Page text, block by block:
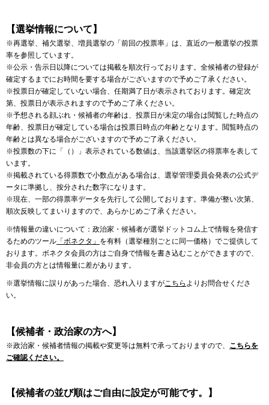
【選挙情報について】
※再選挙、補欠選挙、増員選挙の「前回の投票率」は、直近の一般選挙の投票
率を参照しています。
※公示・告示日以降については掲載を順次行っております。全候補者の登録が
確定するまでにお時間を要する場合がございますので予めご了承ください。
※投票日が確定していない場合、任期満了日が表示されております。確定次
第、投票日が表示されますので予めご了承ください。
※予想される顔ぶれ・候補者の年齢は、投票日が未定の場合は閲覧した時点の
年齢、投票日が確定している場合は投票日時点の年齢となります。閲覧時点の
年齢とは異なる場合がございますので予めご了承ください。
※投票数の下に「（）」表示されている数値は、当該選挙区の得票率を表して
います。
※掲載されている得票数で小数点がある場合は、選挙管理委員会発表の公式デ
ータに準拠し、按分された数字になります。
※現在、一部の得票率データを先行して公開しております。準備が整い次第、
順次反映してまいりますので、あらかじめご了承ください。
※情報量の違いについて：政治家・候補者が選挙ドットコム上で情報を発信す
るためのツール 「ボネクタ」 を有料（選挙種別ごとに同一価格）でご提供して
おります。ボネクタ会員の方はご自身で情報を書き込むことができますので、
非会員の方とは情報量に差があります。
※選挙情報に誤りがあった場合、恐れ入りますがこちら よりお問合せくださ
い。
【候補者・政治家の方へ】
※政治家・候補者情報の掲載や変更等は無料で承っておりますので、 こちらを
ご確認ください。
【候補者の並び順はご自由に設定が可能です。】